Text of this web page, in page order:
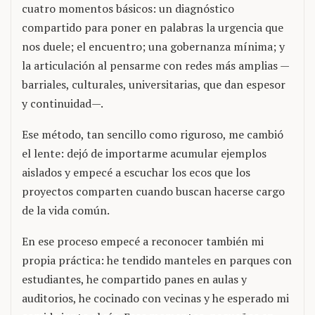
cuatro momentos básicos: un diagnóstico
compartido para poner en palabras la urgencia que
nos duele; el encuentro; una gobernanza mínima; y
la articulación al pensarme con redes más amplias —
barriales, culturales, universitarias, que dan espesor
y continuidad—.
Ese método, tan sencillo como riguroso, me cambió
el lente: dejó de importarme acumular ejemplos
aislados y empecé a escuchar los ecos que los
proyectos comparten cuando buscan hacerse cargo
de la vida común.
En ese proceso empecé a reconocer también mi
propia práctica: he tendido manteles en parques con
estudiantes, he compartido panes en aulas y
auditorios, he cocinado con vecinas y he esperado mi